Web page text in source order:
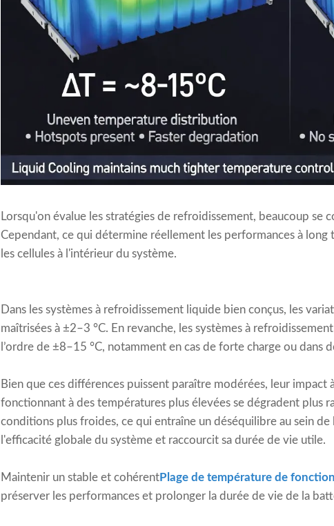
Lorsqu'on évalue les stratégies de refroidissement, beaucoup se
Cependant, ce qui détermine réellement les performances à
les cellules à l'intérieur du système.
Dans les systèmes à refroidissement liquide bien conçus, les
maîtrisées à ±2–3 °C. En revanche, les systèmes à
l’ordre de ±8–15 °C, notamment en cas de forte charge ou dans
Bien que ces différences puissent paraître modérées, leur impact
fonctionnant à des températures plus élevées se dégradent plus
conditions plus froides, ce qui entraîne un déséquilibre au sein
l'efficacité globale du système et raccourcit sa durée de vie utile.
Maintenir un stable et cohérentPlage de température de
préserver les performances et prolonger la durée de vie de la